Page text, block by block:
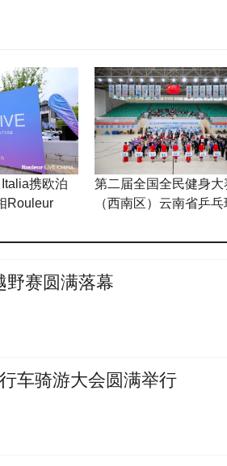
携欧泊
Rouleur
第二届全国全民健身大
（西南区）云南省乒
野赛圆满落幕
车骑游大会圆满举行